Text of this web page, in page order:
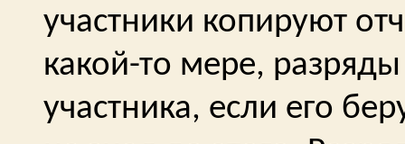
участники копируют
какой-то мере,
участника, если его